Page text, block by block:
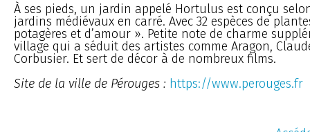
À ses pieds, un jardin appelé Hortulus est conçu
jardins médiévaux en carré. Avec 32 espèces de
potagères et d’amour ». Petite note de charme
village qui a séduit des artistes comme Aragon,
Corbusier. Et sert de décor à de nombreux films.
Site de la ville de Pérouges : https://www.perouges.fr